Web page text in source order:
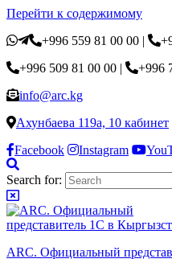
Перейти к содержимому
+996 559 81 00 00 |
+996 509 81 00 00 |
+996
info@arc.kg
Ахунбаева 119а, 10 кабинет
Facebook
Instagram
Search for:
ARC. Официальный